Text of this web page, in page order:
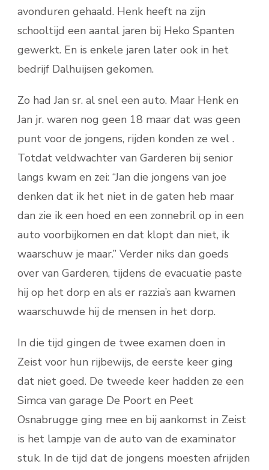
avonduren gehaald. Henk heeft na zijn
schooltijd een aantal jaren bij Heko Spanten
gewerkt. En is enkele jaren later ook in het
bedrijf Dalhuijsen gekomen.
Zo had Jan sr. al snel een auto. Maar Henk en
Jan jr. waren nog geen 18 maar dat was geen
punt voor de jongens, rijden konden ze wel .
Totdat veldwachter van Garderen bij senior
langs kwam en zei: “Jan die jongens van joe
denken dat ik het niet in de gaten heb maar
dan zie ik een hoed en een zonnebril op in een
auto voorbijkomen en dat klopt dan niet, ik
waarschuw je maar.” Verder niks dan goeds
over van Garderen, tijdens de evacuatie paste
hij op het dorp en als er razzia’s aan kwamen
waarschuwde hij de mensen in het dorp.
In die tijd gingen de twee examen doen in
Zeist voor hun rijbewijs, de eerste keer ging
dat niet goed. De tweede keer hadden ze een
Simca van garage De Poort en Peet
Osnabrugge ging mee en bij aankomst in Zeist
is het lampje van de auto van de examinator
stuk. In de tijd dat de jongens moesten afrijden